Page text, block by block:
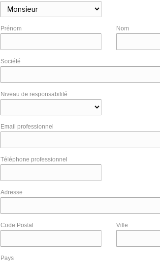
Prénom Nom
Société
Niveau de responsabilité
Email professionnel
Téléphone professionnel
Adresse
Code Postal Ville
Pays